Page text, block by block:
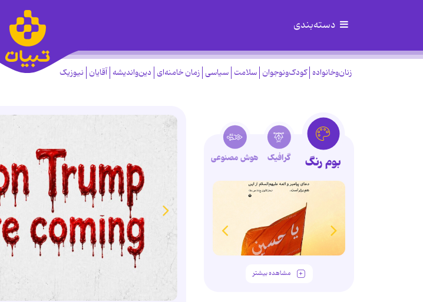
دسته‌بندی
زنان‌وخانواده کودک‌ونوجوان سلامت سیاسی زمان خامنه‌ای دین‌واندیشه آقایان نیوزیک
بوم رنگ گرافیک هوش مصنوعی
مشاهده بیشتر